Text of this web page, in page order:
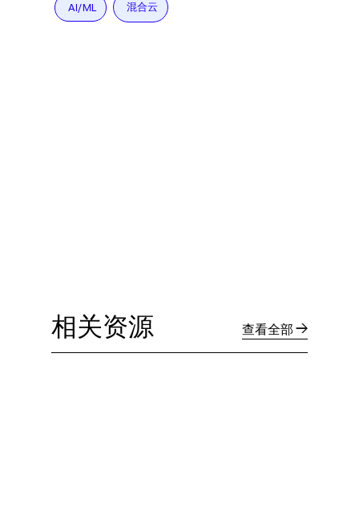
AI/ML 混合云
相关资源 查看全部